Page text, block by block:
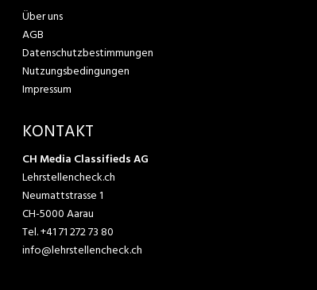
Über uns
AGB
Datenschutzbestimmungen
Nutzungsbedingungen
Impressum
KONTAKT
CH Media Classifieds AG
Lehrstellencheck.ch
Neumattstrasse 1
CH-5000 Aarau
Tel.+41 71 272 73 80
info@lehrstellencheck.ch